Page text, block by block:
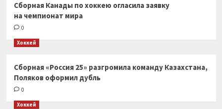
Сборная Канады по хоккею огласила заявку
на чемпионат мира
0
Хоккей
Сборная «Россия 25» разгромила команду Казахстана,
Поляков оформил дубль
0
Хоккей